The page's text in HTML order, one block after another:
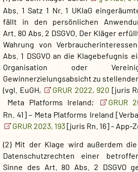
Abs. 1 Satz 1 Nr. 1 UKlaG
fällt in den persönlichen
Art. 80 Abs. 2 DSGVO. Der Kläger
Wahrung von
Abs. 1 DSGVO an die Klagebefugnis
Organisation oder
Gewinnerzielungsabsicht zu
(vgl. EuGH,
GRUR 2022, 920 [juris
Meta Platforms Ireland;
GRUR
Rn. 41] – Meta Platforms Ireland
GRUR 2023, 193[juris Rn. 16] – App-
(2) Mit der Klage wird außerdem
Datenschutzrechten einer
Sinne des Art. 80 Abs. 2 DSGVO